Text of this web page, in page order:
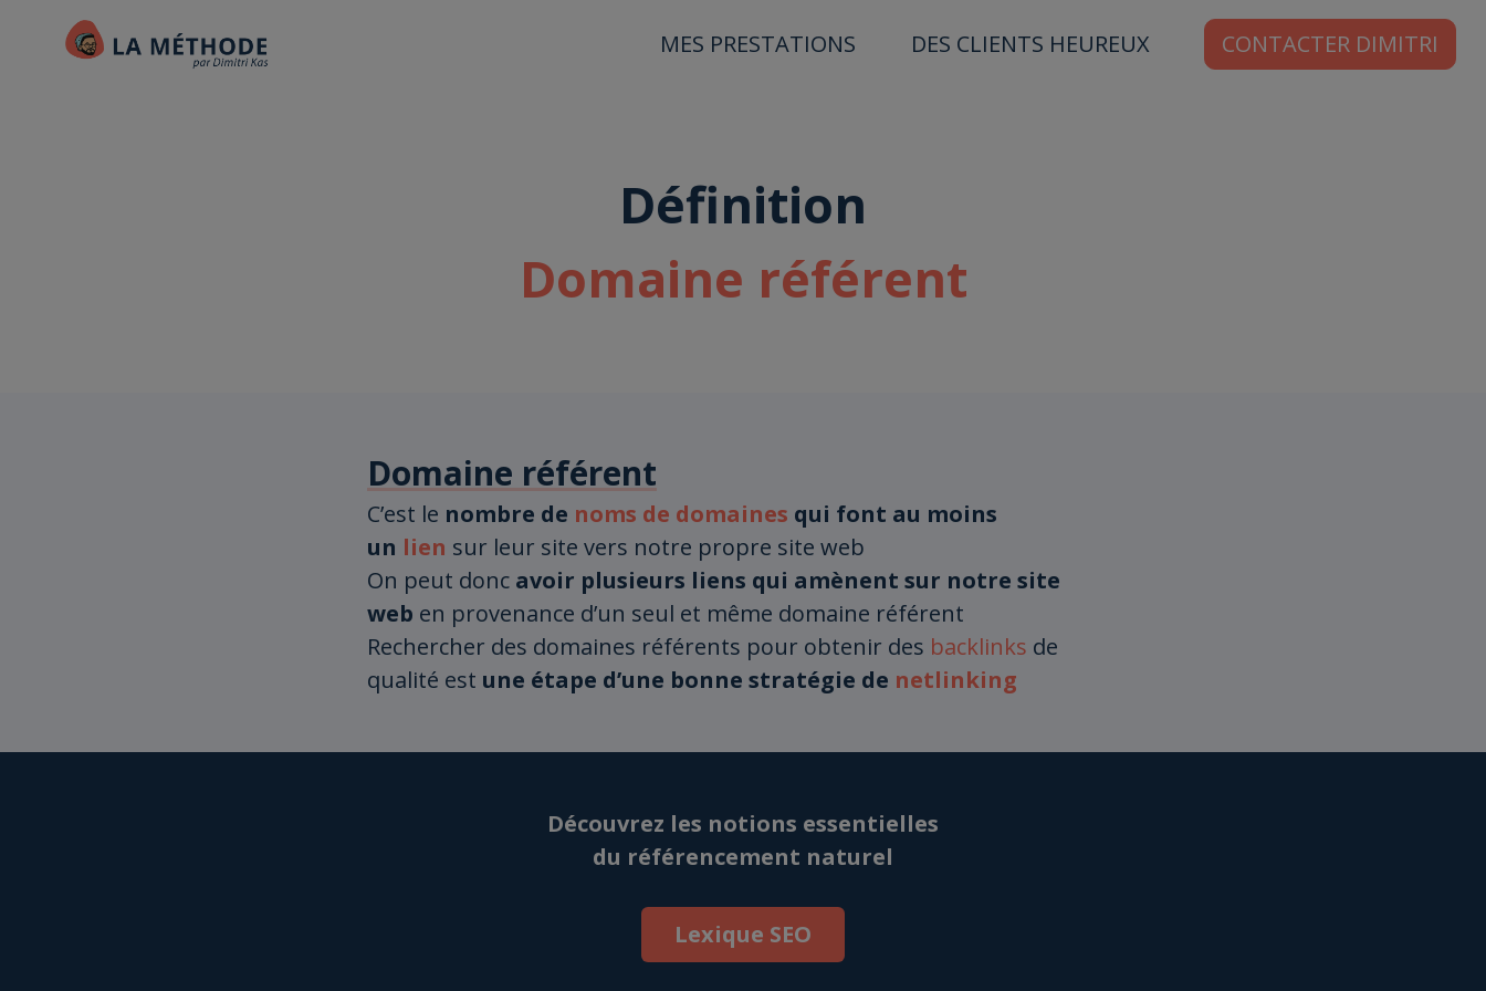
MES PRESTATIONS DES CLIENTS HEUREUX CONTACTER DIMITRI
Définition
Domaine référent
Domaine référent
C’est le nombre de noms de domaines qui font au moins
un lien sur leur site vers notre propre site web
On peut donc avoir plusieurs liens qui amènent sur notre site
web en provenance d’un seul et même domaine référent
Rechercher des domaines référents pour obtenir des backlinks de
qualité est une étape d’une bonne stratégie de netlinking
Découvrez les notions essentielles
du référencement naturel
Lexique SEO